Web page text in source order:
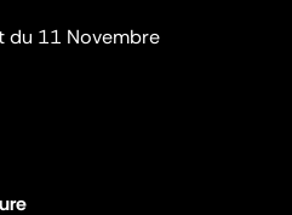
du 11 Novembre